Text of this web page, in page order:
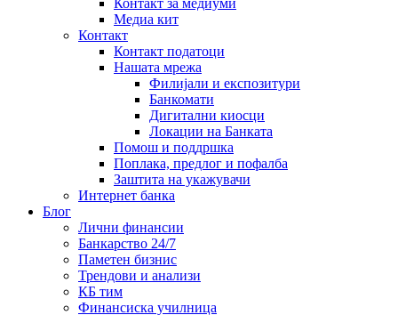
Контакт за медиуми
Медиа кит
Контакт
Контакт податоци
Нашата мрежа
Филијали и експозитури
Банкомати
Дигитални киосци
Локации на Банката
Помош и поддршка
Поплака, предлог и пофалба
Заштита на укажувачи
Интернет банка
Блог
Лични финансии
Банкарство 24/7
Паметен бизнис
Трендови и анализи
КБ тим
Финансиска училница